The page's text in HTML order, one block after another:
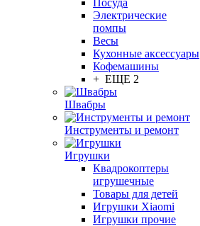
Посуда
Электрические
помпы
Весы
Кухонные аксессуары
Кофемашины
+ ЕЩЕ 2
Швабры
Инструменты и ремонт
Игрушки
Квадрокоптеры
игрушечные
Товары для детей
Игрушки Xiaomi
Игрушки прочие